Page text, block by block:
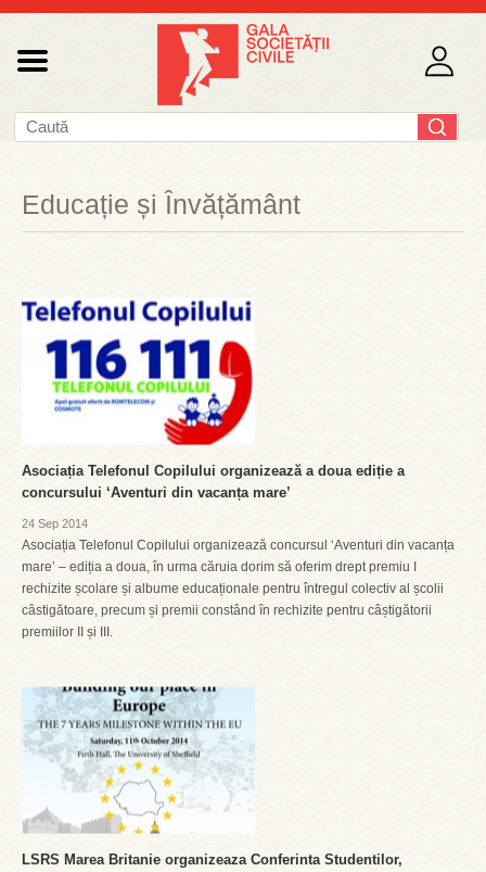
Educație și Învățământ
Asociația Telefonul Copilului organizează a doua ediție a
concursului ‘Aventuri din vacanța mare’
24 Sep 2014
Asociația Telefonul Copilului organizează concursul ‘Aventuri din vacanța
mare’ – ediția a doua, în urma căruia dorim să oferim drept premiu I
rechizite școlare și albume educaționale pentru întregul colectiv al școlii
câstigătoare, precum și premii constând în rechizite pentru câștigătorii
premiilor II și III.
LSRS Marea Britanie organizeaza Conferinta Studentilor,